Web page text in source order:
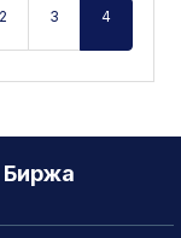
2 3 4
Биржа